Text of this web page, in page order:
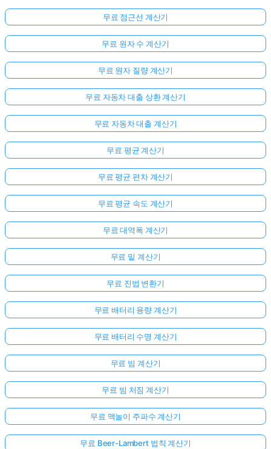
무료 점근선 계산기
무료 원자 수 계산기
무료 원자 질량 계산기
무료 자동차 대출 상환 계산기
무료 자동차 대출 계산기
무료 평균 계산기
무료 평균 편차 계산기
무료 평균 속도 계산기
무료 대역폭 계산기
무료 밑 계산기
무료 진법 변환기
무료 배터리 용량 계산기
무료 배터리 수명 계산기
무료 빔 계산기
무료 빔 처짐 계산기
무료 맥놀이 주파수 계산기
무료 Beer-Lambert 법칙 계산기